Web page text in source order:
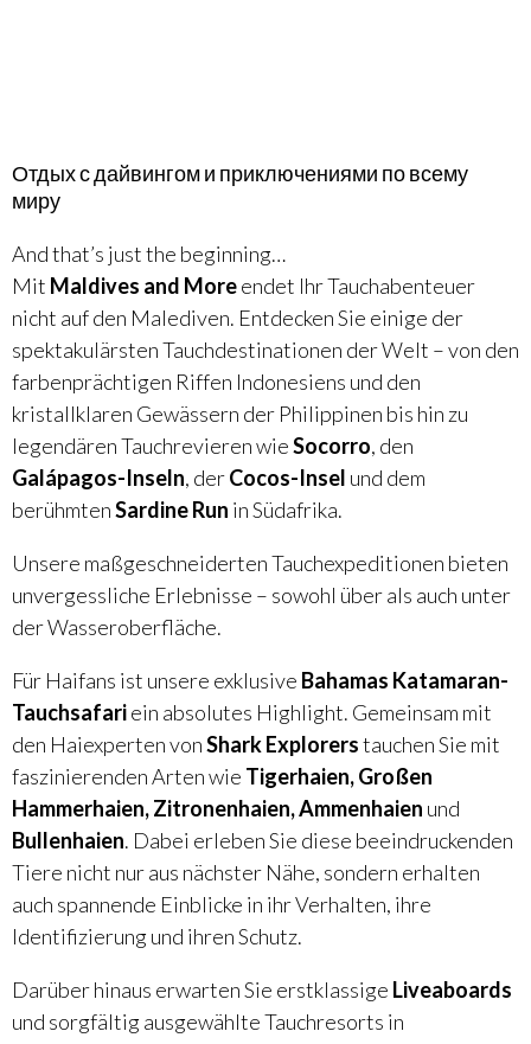
Отдых с дайвингом и приключениями по всему
миру
And that’s just the beginning…
Mit Maldives and Moreendet Ihr Tauchabenteuer
nicht auf den Malediven. Entdecken Sie einige der
spektakulärsten Tauchdestinationen der Welt – von den
farbenprächtigen Riffen Indonesiens und den
kristallklaren Gewässern der Philippinen bis hin zu
legendären Tauchrevieren wieSocorro, den
Galápagos-Inseln, derCocos-Insel und dem
berühmtenSardine Run in Südafrika.
Unsere maßgeschneiderten Tauchexpeditionen bieten
unvergessliche Erlebnisse – sowohl über als auch unter
der Wasseroberfläche.
Für Haifans ist unsere exklusive Bahamas Katamaran-
Tauchsafariein absolutes Highlight. Gemeinsam mit
den Haiexperten vonShark Explorerstauchen Sie mit
faszinierenden Arten wie Tigerhaien, Großen
Hammerhaien, Zitronenhaien, Ammenhaien und
Bullenhaien. Dabei erleben Sie diese beeindruckenden
Tiere nicht nur aus nächster Nähe, sondern erhalten
auch spannende Einblicke in ihr Verhalten, ihre
Identifizierung und ihren Schutz.
Darüber hinaus erwarten Sie erstklassige Liveaboards
und sorgfältig ausgewählte Tauchresorts in